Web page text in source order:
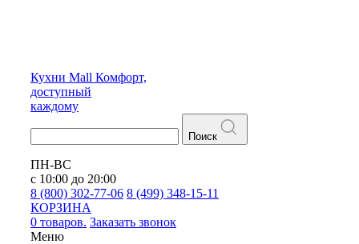
Кухни Mall Комфорт,
доступный
каждому
Поиск
ПН-ВС
с 10:00 до 20:00
8 (800) 302-77-06 8 (499) 348-15-11
КОРЗИНА
0 товаров. Заказать звонок
Меню